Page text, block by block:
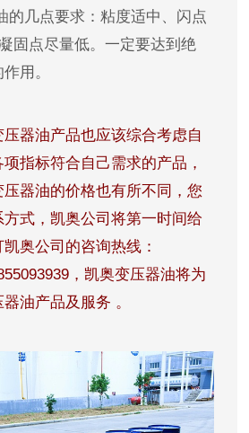
的几点要求：粘度适中、闪点
固点尽量低。一定要达到绝
用。
压器油产品也应该综合考虑自
指标符合自己需求的产品，
器油的价格也有所不同，您
式，凯奥公司将第一时间给
奥公司的咨询热线：
，凯奥变压器油将为
油产品及服务 。